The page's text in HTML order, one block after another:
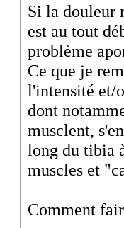
Si la douleur
est au tout
problème
Ce que je
l'intensité et/
dont
musclent,
long du tibia
muscles et
Comment